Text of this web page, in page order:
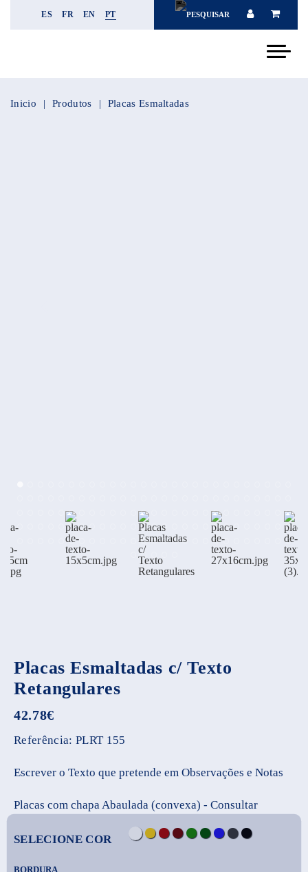
ES FR EN PT
Inicio Produtos Placas Esmaltadas
Placas Esmaltadas c/ Texto
Retangulares
42.78€
Referência: PLRT 155
Escrever o Texto que pretende em Observações e Notas
Placas com chapa Abaulada (convexa) - Consultar
SELECIONE COR
BORDURA